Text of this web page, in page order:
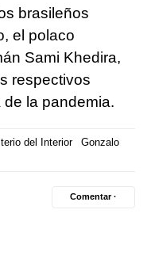
brasileños
el polaco
Sami Khedira,
respectivos
la pandemia.
del Interior
Gonzalo
Comentar ·